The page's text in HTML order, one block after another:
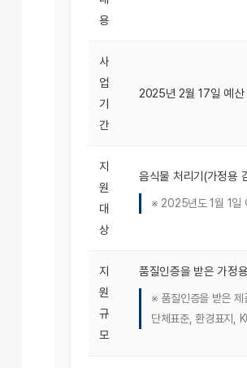
용
사
업
기
간
2025년 2월 17일 예산
지
원
대
상
음식물 처리기(가정용
※ 2025년도 1월 1일
지
원
규
모
품질인증을 받은 가정
※ 품질인증을 받은
단체표준, 환경표지,